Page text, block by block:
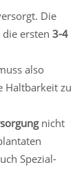
Die
ersten 3-4
also
Haltbarkeit zu
nicht
Spezial-